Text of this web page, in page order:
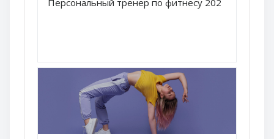
Персональный тренер по фитнесу 2022 (онлайн)